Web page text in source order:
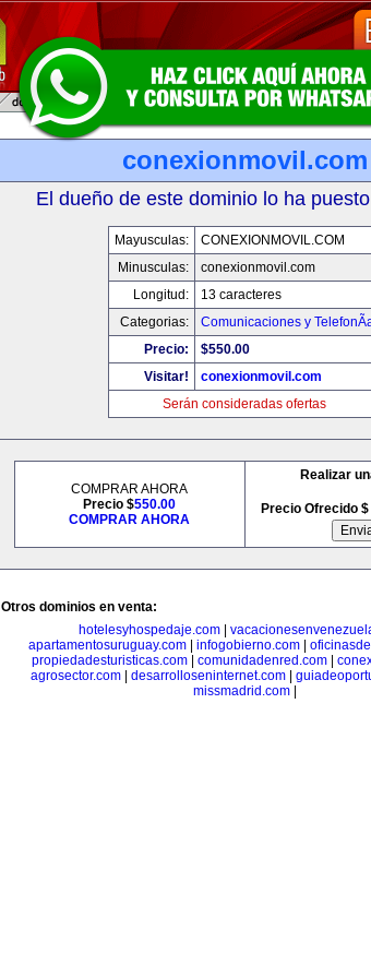
conexionmovil.com
El dueño de este dominio lo ha
Mayusculas:
CONEXIONMOVIL.COM
Minusculas:
conexionmovil.com
Longitud:
13 caracteres
Categorias:
Comunicaciones y
Precio:
$550.00
Visitar!
conexionmovil.com
Serán consideradas ofertas
COMPRAR AHORA
Precio $550.00
COMPRAR AHORA
Realizar
Precio Ofrecido $
Otros dominios en venta:
hotelesyhospedaje.com
apartamentosuruguay.com
infogobierno.com
propiedadesturisticas.com| comunidadenred.com|
agrosector.com
desarrolloseninternet.com
missmadrid.com|